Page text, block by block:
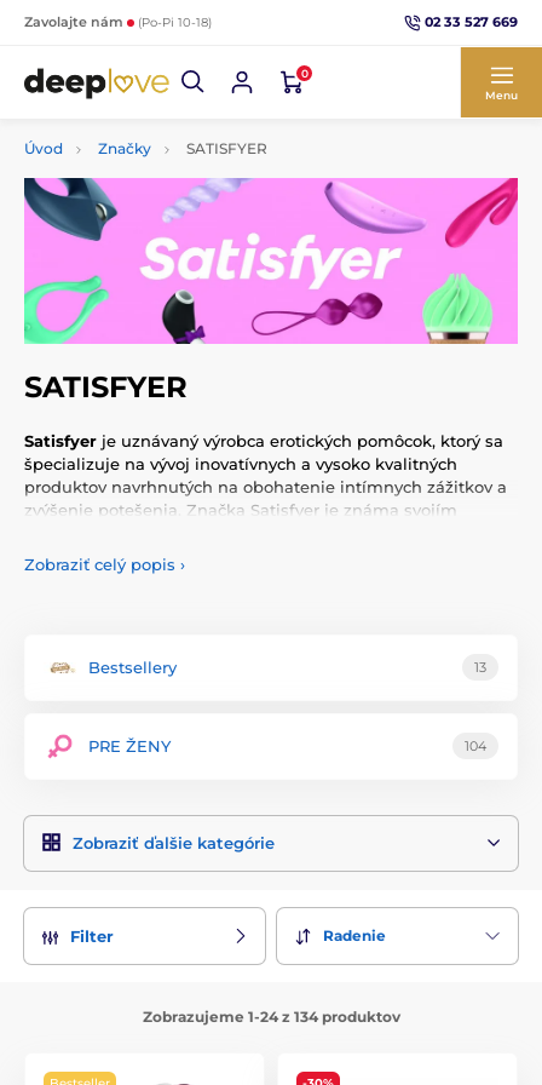
Zavolajte nám (Po-Pi 10-18) 02 33 527 669
0
Menu
Úvod Značky SATISFYER
SATISFYER
Satisfyer je uznávaný výrobca erotických pomôcok, ktorý sa
špecializuje na vývoj inovatívnych a vysoko kvalitných
produktov navrhnutých na obohatenie intímnych zážitkov a
zvýšenie potešenia. Značka Satisfyer je známa svojím
komfort, čo jej prinieslo obľubu medzi zákazníkmi po celom
neporézne a bezpečné pre telo. Tento materiál zaručuje
kvality, aby splňal najvyššie štandardy a poskytoval
výnimočný zážitok.
pomôcok vrátane stimulátorov klitorisu, vibrátorov,
masážnych prútikov a párových pomôcok. Každý produkt je
navrhnutý s ohľadom na ergonomický tvar a maximálne
funkciami, ako sú rôzne režimy vibrácií, tlakové vlny a
intuitívne ovládanie, ktoré umožňujú jedinečný a
personalizovaný zážitok.
výrobkov, pričom každý kus je navrhnutý s ohľadom na
podrobné návody na použitie a údržbu každého produktu,
Zobraziť celý popis ›
Bestsellery 13
PRE ŽENY 104
Zobraziť ďalšie kategórie
Filter Radenie
Zobrazujeme 1-24 z 134 produktov